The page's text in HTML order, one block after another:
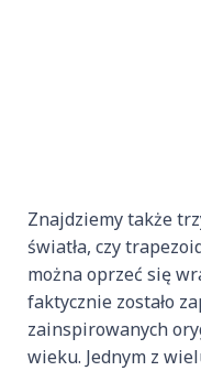
Znajdziemy także
światła, czy
można oprzeć się
faktycznie zostało
zainspirowanych
wieku. Jednym z